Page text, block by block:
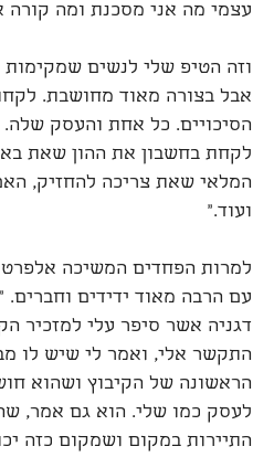
עצמי מה אני מסכנת ומה קורה
וזה הטיפ שלי לנשים
אבל בצורה מאוד מחושבת.
הסיכויים. כל אחת והעסק
לקחת בחשבון את ההון שאת
המלאי שאת צריכה להחזיק,
ועוד."
למרות הפחדים המשיכה אלפרט
עם הרבה מאוד ידידים
דגניה אשר סיפר עלי למזכיר
התקשר אלי, ואמר לי שיש לו
הראשונה של הקיבוץ ושהוא
לעסק כמו שלי. הוא גם אמר,
התיירות במקום ושמקום כזה